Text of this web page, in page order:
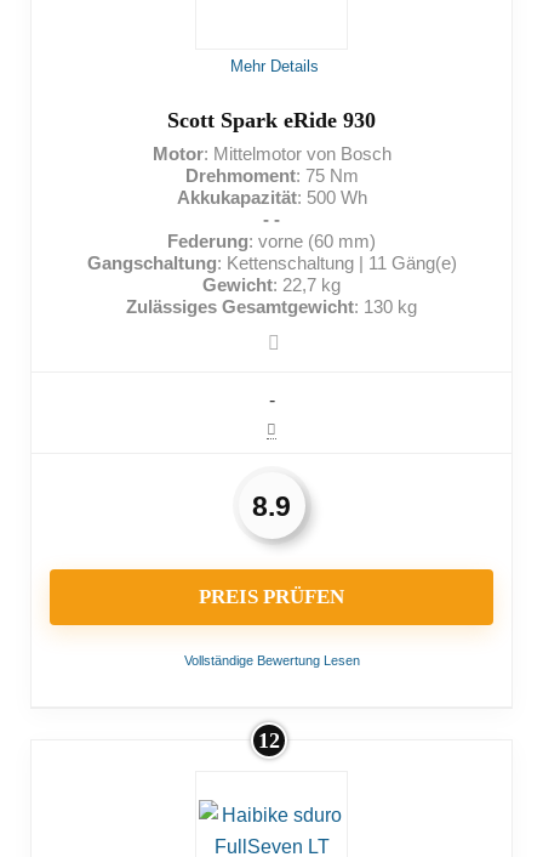
Hohes Eigengewicht
Mehr Details
Scott Spark eRide 930
Motor: Mittelmotor von Bosch
Drehmoment: 75 Nm
Akkukapazität: 500 Wh
- -
Federung: vorne (60 mm)
Gangschaltung: Kettenschaltung | 11 Gäng(e)
Gewicht: 22,7 kg
Zulässiges Gesamtgewicht: 130 kg
-
8.9
PREIS PRÜFEN
Vollständige Bewertung Lesen
Langlebiger Akku
12